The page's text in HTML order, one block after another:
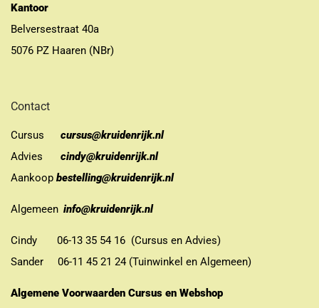
Kantoor
Belversestraat 40a
5076 PZ Haaren (NBr)
Contact
Cursus
cursus@kruidenrijk.nl
Advies
cindy@kruidenrijk.nl
Aankoop bestelling@kruidenrijk.nl
Algemeen info@kruidenrijk.nl
Cindy 06-13 35 54 16 (Cursus en Advies)
Sander 06-11 45 21 24 (Tuinwinkel en Algemeen)
Algemene Voorwaarden Cursus en Webshop